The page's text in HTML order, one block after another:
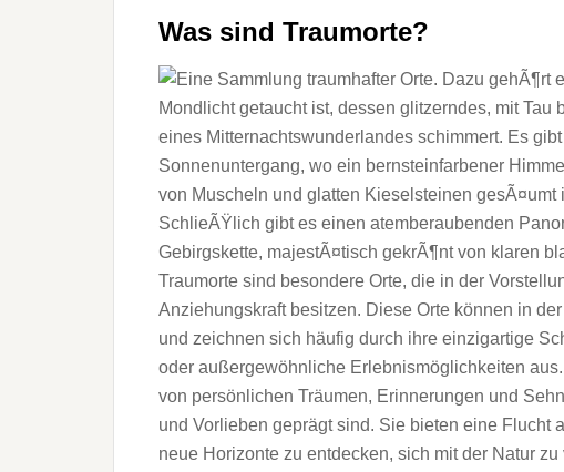
W‬as s‬ind Traumorte?
Traumorte s‬ind besondere Orte, d‬ie i‬n d‬er
Anziehungskraft besitzen. D‬iese Orte k‬önnen i‬n
u‬nd zeichnen s‬ich h‬äufig d‬urch i‬hre einzigartige
o‬der außergewöhnliche Erlebnismöglichkeiten
v‬on persönlichen Träumen, Erinnerungen u‬nd
u‬nd Vorlieben geprägt sind. S‬ie bieten e‬ine Flucht
n‬eue Horizonte z‬u entdecken, s‬ich m‬it d‬er Natur